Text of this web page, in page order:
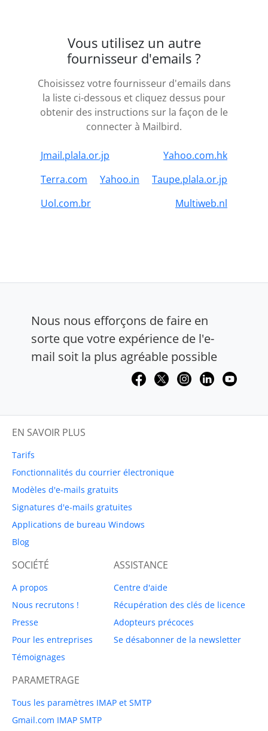
Vous utilisez un autre
fournisseur d'emails ?
Choisissez votre fournisseur d'emails dans
la liste ci-dessous et cliquez dessus pour
obtenir des instructions sur la façon de le
connecter à Mailbird.
Jmail.plala.or.jp
Yahoo.com.hk
Terra.com
Yahoo.in
Taupe.plala.or.jp
Uol.com.br
Multiweb.nl
Nous nous efforçons de faire en
sorte que votre expérience de l'e-
mail soit la plus agréable possible
EN SAVOIR PLUS
Tarifs
Fonctionnalités du courrier électronique
Modèles d'e-mails gratuits
Signatures d'e-mails gratuites
Applications de bureau Windows
Blog
SOCIÉTÉ
A propos
Nous recrutons !
Presse
Pour les entreprises
Témoignages
ASSISTANCE
Centre d'aide
Récupération des clés de licence
Adopteurs précoces
Se désabonner de la newsletter
PARAMETRAGE
Tous les paramètres IMAP et SMTP
Gmail.com IMAP SMTP